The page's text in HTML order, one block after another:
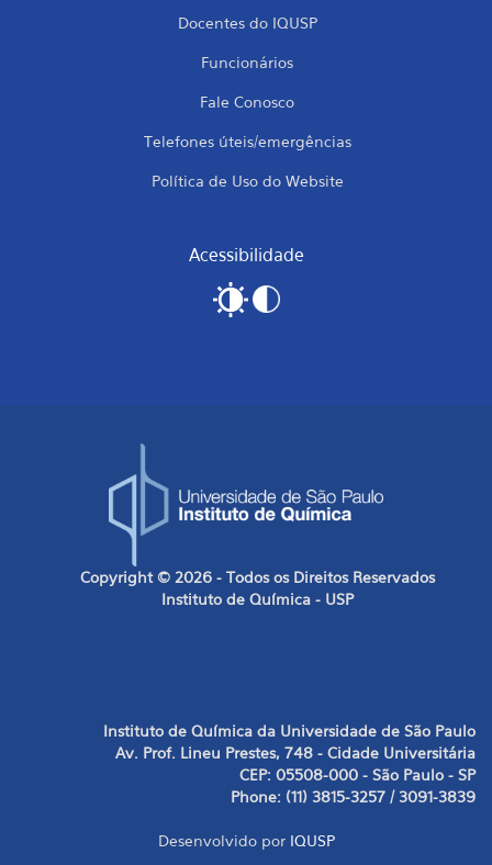
Docentes do IQUSP
Funcionários
Fale Conosco
Telefones úteis/emergências
Política de Uso do Website
Acessibilidade
Copyright © 2026 - Todos os Direitos Reservados
Instituto de Química - USP
Instituto de Química da Universidade de São Paulo
Av. Prof. Lineu Prestes, 748 - Cidade Universitária
CEP: 05508-000 - São Paulo - SP
Phone: (11) 3815-3257 / 3091-3839
Desenvolvido por IQUSP